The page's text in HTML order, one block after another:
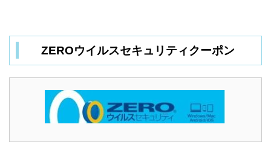
ZEROウイルスセキュリティクーポン